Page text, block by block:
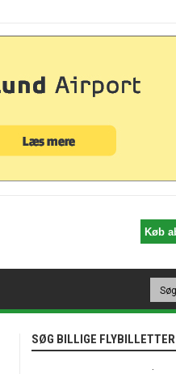
SØG BILLIGE FLYBILLETTER